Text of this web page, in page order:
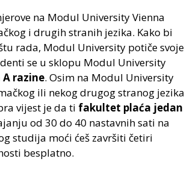
na Modul University Vienna
i drugih stranih jezika. Kako bi
rada, Modul University potiče svoje
se u sklopu Modul University
razine. Osim na Modul University
ili nekog drugog stranog jezika
vijest je da ti fakultet plaća jedan
od 30 do 40 nastavnih sati na
studija moći ćeš završiti četiri
besplatno.